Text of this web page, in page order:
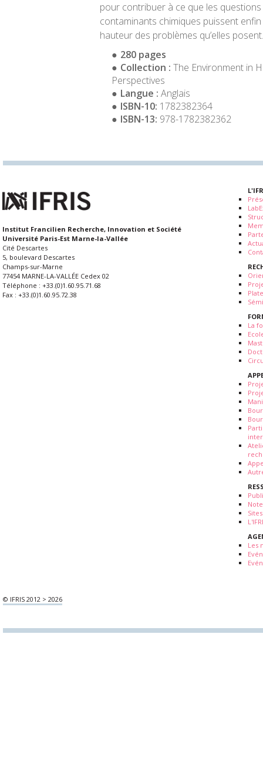
pour contribuer à ce que les
contaminants chimiques puissent
hauteur des problèmes qu’elles posent.
280 pages
Collection : The Environment in
Perspectives
Langue : Anglais
ISBN-10: 1782382364
ISBN-13: 978-1782382362
Institut Francilien Recherche, Innovation et Société
Université Paris-Est Marne-la-Vallée
Cité Descartes
5, boulevard Descartes
Champs-sur-Marne
77454 MARNE-LA-VALLÉE Cedex 02
Téléphone : +33.(0)1.60.95.71.68
Fax : +33.(0)1.60.95.72.38
La
Les
© IFRIS 2012 > 2026